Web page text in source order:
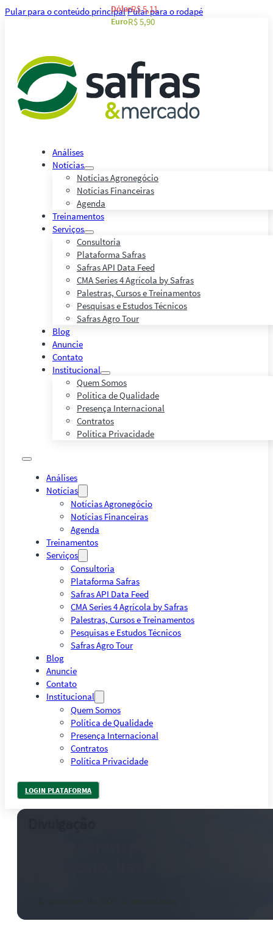
Pular para o conteúdo principalPular para o rodapé
Análises
Notícias
Notícias Agronegócio
Notícias Financeiras
Agenda
Treinamentos
Serviços
Consultoria
Plataforma Safras
Safras API Data Feed
CMA Series 4 Agrícola by Safras
Palestras, Cursos e Treinamentos
Pesquisas e Estudos Técnicos
Safras Agro Tour
Blog
Anuncie
Contato
Institucional
Quem Somos
Política de Qualidade
Presença Internacional
Contratos
Política Privacidade
Análises
Notícias
Notícias Agronegócio
Notícias Financeiras
Agenda
Treinamentos
Serviços
Consultoria
Plataforma Safras
Safras API Data Feed
CMA Series 4 Agrícola by Safras
Palestras, Cursos e Treinamentos
Pesquisas e Estudos Técnicos
Safras Agro Tour
Blog
Anuncie
Contato
Institucional
Quem Somos
Política de Qualidade
Presença Internacional
Contratos
Política Privacidade
LOGIN PLATAFORMA
DólarR$ 5,11
EuroR$ 5,90